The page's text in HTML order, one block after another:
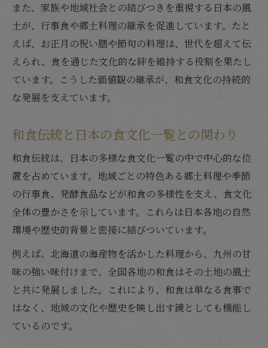
また、家族や地域社会との結びつきを重視する日本の風
土が、行事食や郷土料理の継承を促進しています。たと
えば、お正月の祝い膳や節句の料理は、世代を超えて伝
えられ、食を通じた文化的な絆を維持する役割を果たし
ています。こうした価値観の継承が、和食文化の持続的
な発展を支えています。
和食伝統と日本の食文化一覧との関わり
和食伝統は、日本の多様な食文化一覧の中で中心的な位
置を占めています。地域ごとの特色ある郷土料理や季節
の行事食、発酵食品などが和食の多様性を支え、食文化
全体の豊かさを示しています。これらは日本各地の自然
環境や歴史的背景と密接に結びついています。
例えば、北海道の海産物を活かした料理から、九州の甘
味の強い味付けまで、全国各地の和食はその土地の風土
と共に発展しました。これにより、和食は単なる食事で
はなく、地域の文化や歴史を映し出す鏡としても機能し
ているのです。